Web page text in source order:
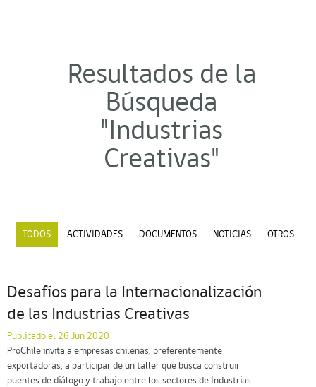
Resultados de la
Búsqueda
"Industrias
Creativas"
TODOS ACTIVIDADES DOCUMENTOS NOTICIAS OTROS
Desafíos para la Internacionalización
de las Industrias Creativas
Publicado el 26 Jun 2020
ProChile invita a empresas chilenas, preferentemente
exportadoras, a participar de un taller que busca construir
puentes de diálogo y trabajo entre los sectores de Industrias